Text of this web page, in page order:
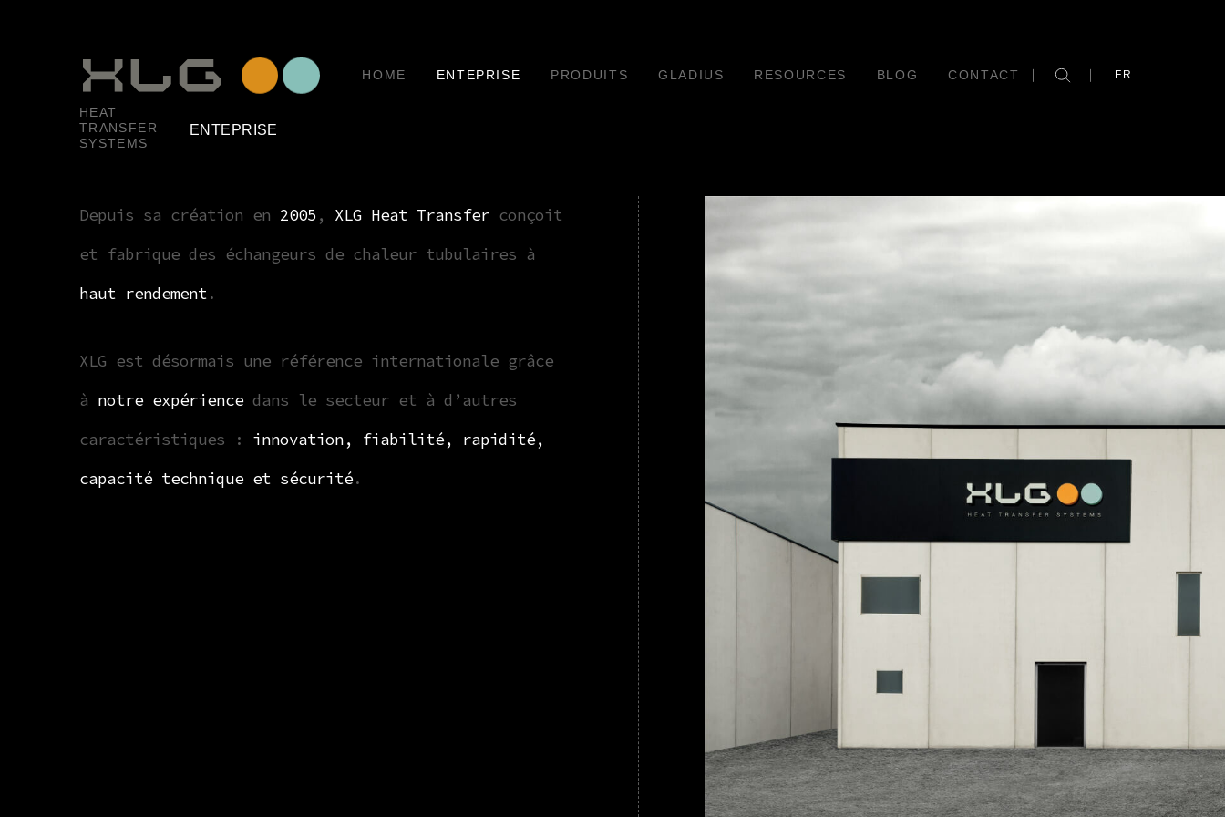
HEAT
TRANSFER
SYSTEMS
HOME ENTEPRISE PRODUITS GLADIUS RESOURCES BLOG CONTACT FR
ENTEPRISE
Depuis sa création en 2005, XLG Heat Transferconçoit
et fabrique des échangeurs de chaleur tubulaires à
haut rendement.
XLG est désormais une référence internationale grâce
à notre expériencedans le secteur et à d’autres
caractéristiques : innovation, fiabilité, rapidité,
capacité technique et sécurité.